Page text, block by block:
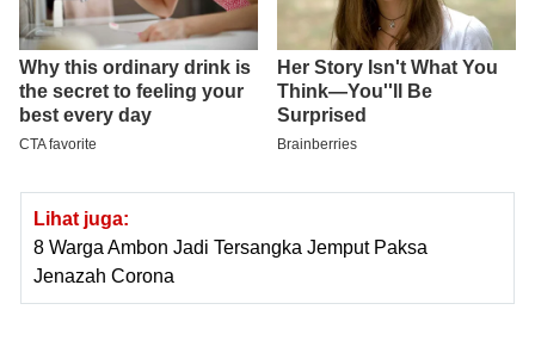
Lihat juga:
8 Warga Ambon Jadi Tersangka Jemput Paksa
Jenazah Corona